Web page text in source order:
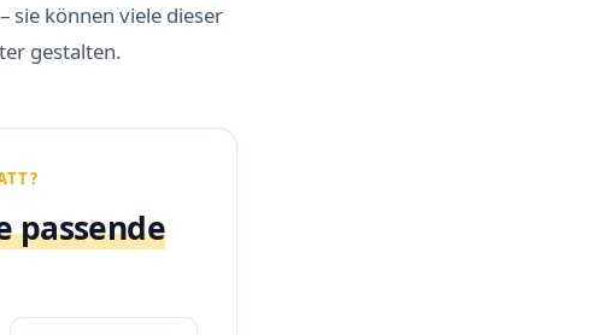
sie können viele dieser
gestalten.
passende